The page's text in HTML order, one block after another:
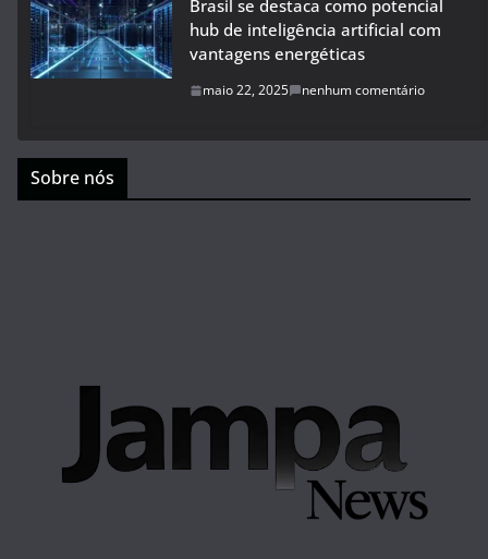
Brasil se destaca como potencial
hub de inteligência artificial com
vantagens energéticas
maio 22, 2025 nenhum comentário
Sobre nós